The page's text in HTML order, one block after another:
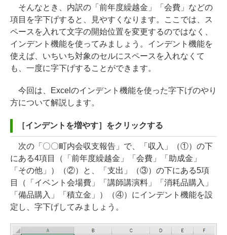
そんなとき、内訳の「前年度繰越金」「会費」などの
項目を字下げすると、見やすくなります。ここでは、ス
ペースを入れて文字の開始位置を変更するのではなく、
インデント機能を使ってみましょう。インデント機能を
使えば、いちいち対象のセルにスペースを入れなくて
も、一度に字下げすることができます。
今回は、Excelのインデント機能を使った字下げのやり
方について解説します。
［インデントを増やす］をクリックする
次の「〇〇町内会収支報告」で、「収入」（①）の下
にある4項目（「前年度繰越金」「会費」「助成金」
「その他」）（②）と、「支出」（③）の下にある5項
目（「イベント会場費」「講師講演料」「消耗品購入」
「備品購入」「積立金」）（④）にインデント機能を設
定し、字下げしてみましょう。